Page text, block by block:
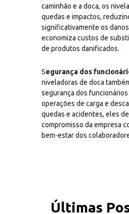
caminhão e a doca, os
quedas e impactos,
significativamente os danos
economiza custos de
de produtos danificados.
Segurança dos
niveladoras de doca
segurança dos
operações de carga e
quedas e acidentes, eles
compromisso da empresa
bem-estar dos
Últimas